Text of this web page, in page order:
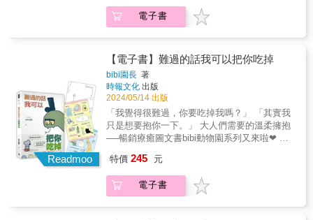
來被小鳥包圍，享受圓滾滾、軟呼呼的療癒鳥
生活吧！ ！ &
望，只會令人感到絕望的「絕望勇者」 身為各
自陣營中的頂尖強者終於見面了，一場世紀對
& 獲獎記錄 & ▲《勇者系列／勇者與魔族四天
王》 2020年度 文化部「第42次中小學生讀物
電子書
Readmoo
【電子書】難過的話我可以把你吃掉
bibi園長 著
時報文化 出版
2024/05/14 出版
「我覺得很難過，你要吃掉我嗎？」 「其實我
只是想要抱你一下。」 大人們需要的溫柔擁抱
──暢銷療癒圖文書bibi動物園系列又來啦❤ 給
在搖搖欲墜的世界，抱住搖搖晃晃的你。 & 百
萬粉絲、千萬按讚、上億點閱 療癒小漫畫的天
花板！ 當當網讀者100%五星好評★★★★★
特價 245 元
電子書